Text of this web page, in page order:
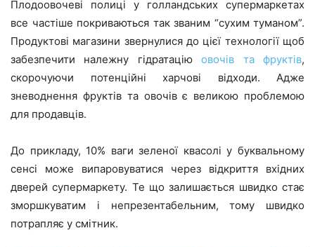
Плодоовочеві полиці у голландських супермаркетах
все частіше покриваються так званим “сухим туманом”.
Продуктові магазини звернулися до цієї технології щоб
забезпечити належну гідратаціюовочів та фруктів,
скорочуючи потенційні харчові відходи. Адже
зневоднення фруктів та овочів є великою проблемою
для продавців.
До прикладу, 10% ваги зеленої квасолі у буквальному
сенсі може випаровуватися через відкриття вхідних
дверей супермаркету. Те що залишається швидко стає
зморшкуватим і непрезентабельним, тому швидко
потрапляє у смітник.